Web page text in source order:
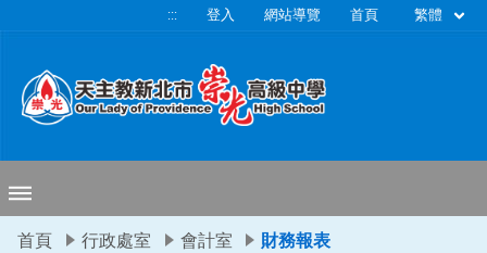
移至網頁之主要內容區位置
::: 登入 網站導覽 首頁 繁體
首頁 行政處室 會計室 財務報表